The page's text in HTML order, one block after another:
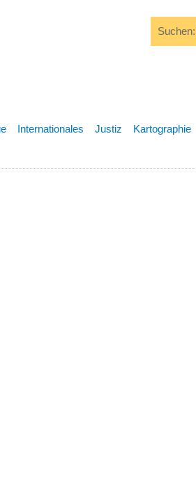
Suchen:
Internationales Justiz Kartographie